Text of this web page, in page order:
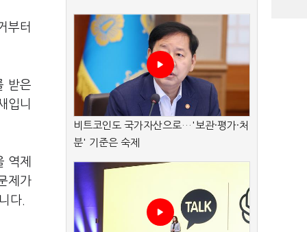
부터
받은
입니
역제
제가
다.
비트코인도 국가자산으로…'보관·평가·처
분' 기준은 숙제